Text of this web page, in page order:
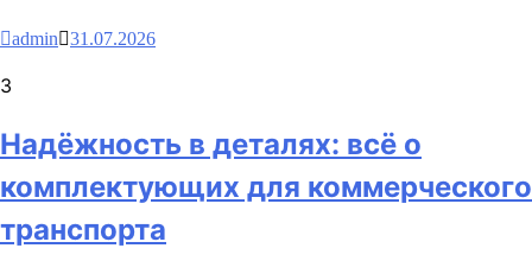
admin 31.07.2026
3
Надёжность в деталях: всё о
комплектующих для коммерческого
транспорта